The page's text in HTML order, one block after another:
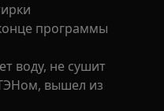
программы
воду, не сушит
вышел из